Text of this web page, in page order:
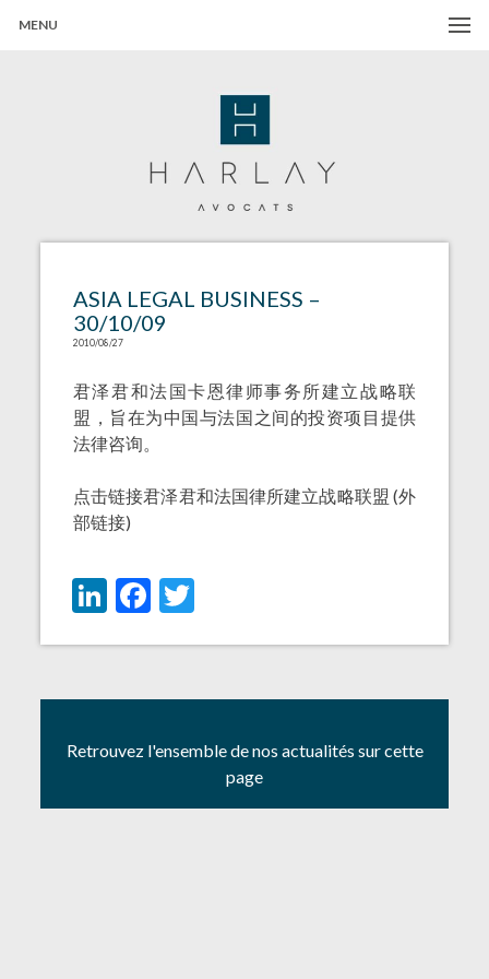
MENU
ASIA LEGAL BUSINESS –
30/10/09
2010/08/27
君泽君和法国卡恩律师事务所建立战略联
盟，旨在为中国与法国之间的投资项目提供
法律咨询。
点击链接君泽君和法国律所建立战略联盟 (外
部链接)
LinkedIn
Facebook
Twitter
Retrouvez l'ensemble de nos actualités sur cette
page